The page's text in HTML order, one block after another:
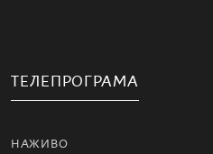
ТЕЛЕПРОГРАМА
НАЖИВО